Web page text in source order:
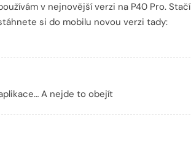
v nejnovější verzi na P40 Pro. Stačí
si do mobilu novou verzi tady:
A nejde to obejít